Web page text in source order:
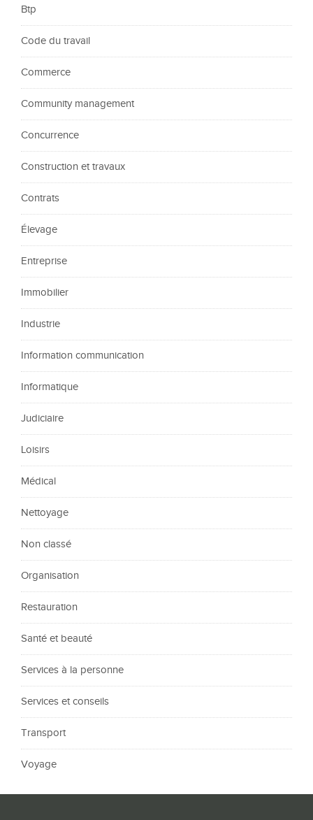
Btp
Code du travail
Commerce
Community management
Concurrence
Construction et travaux
Contrats
Élevage
Entreprise
Immobilier
Industrie
Information communication
Informatique
Judiciaire
Loisirs
Médical
Nettoyage
Non classé
Organisation
Restauration
Santé et beauté
Services à la personne
Services et conseils
Transport
Voyage